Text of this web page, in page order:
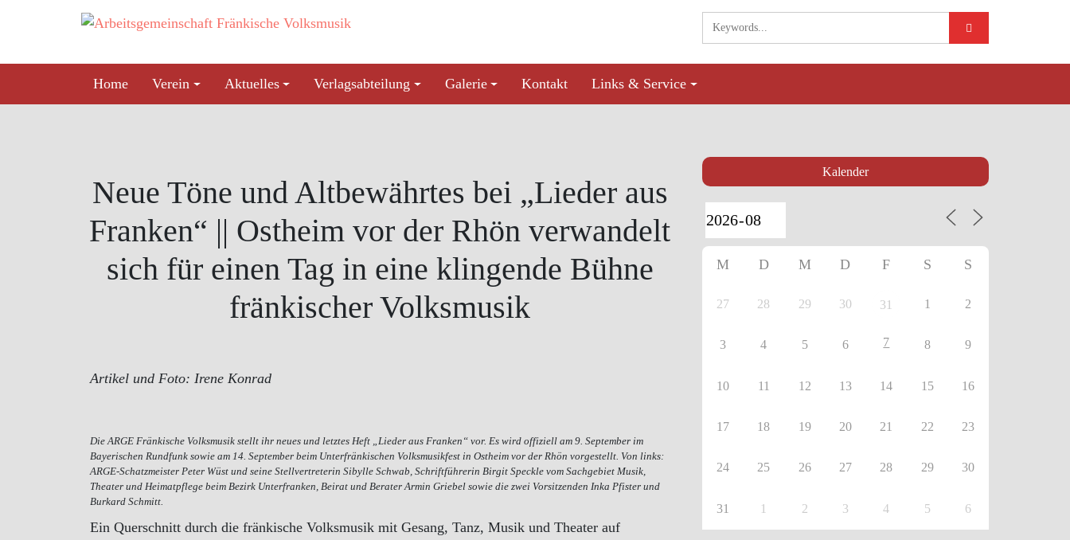
Home
Verein Aktuelles Verlagsabteilung Galerie Kontakt Links & Service
Neue Töne und Altbewährtes bei „Lieder aus
Franken“ || Ostheim vor der Rhön verwandelt
sich für einen Tag in eine klingende Bühne
fränkischer Volksmusik
Artikel und Foto: Irene Konrad
Die ARGE Fränkische Volksmusik stellt ihr neues und letztes Heft „Lieder aus Franken“ vor. Es wird offiziell am 9. September im
Bayerischen Rundfunk sowie am 14. September beim Unterfränkischen Volksmusikfest in Ostheim vor der Rhön vorgestellt. Von links:
ARGE-Schatzmeister Peter Wüst und seine Stellvertreterin Sibylle Schwab, Schriftführerin Birgit Speckle vom Sachgebiet Musik,
Theater und Heimatpflege beim Bezirk Unterfranken, Beirat und Berater Armin Griebel sowie die zwei Vorsitzenden Inka Pfister und
Burkard Schmitt.
Ein Querschnitt durch die fränkische Volksmusik mit Gesang, Tanz, Musik und Theater auf
Kalender
M D M D F S S
27 28 29 30 31 1 2
3 4 5 6 7 8 9
10 11 12 13 14 15 16
17 18 19 20 21 22 23
24 25 26 27 28 29 30
31 1 2 3 4 5 6